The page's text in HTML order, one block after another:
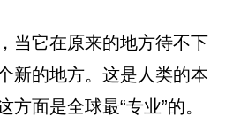
当它在原来的地方待不下
新的地方。这是人类的本
面是全球最“专业”的。